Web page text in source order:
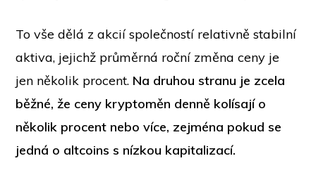
To vše dělá z akcií společností relativně stabilní
aktiva, jejichž průměrná roční změna ceny je
jen několik procent. Na druhou stranu je zcela
běžné, že ceny kryptoměn denně kolísají o
několik procent nebo více, zejména pokud se
jedná o altcoins s nízkou kapitalizací.